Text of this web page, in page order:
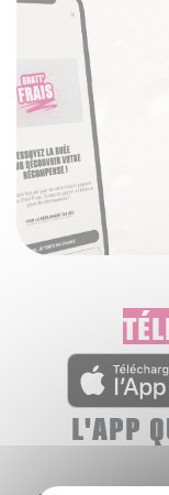
L'APP